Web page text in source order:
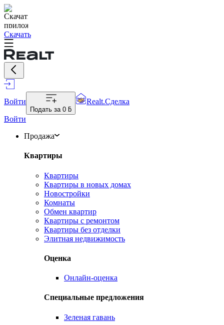
Скачать
Войти
Подать за 0 ƃ
Realt.Сделка
Войти
Продажа
Квартиры
Квартиры
Квартиры в новых домах
Новостройки
Комнаты
Обмен квартир
Квартиры с ремонтом
Квартиры без отделки
Элитная недвижимость
Оценка
Онлайн-оценка
Специальные предложения
Зеленая гавань